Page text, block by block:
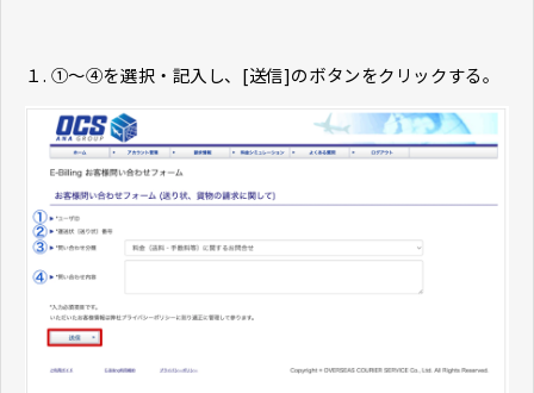
１. ①～④を選択・記入し、[送信]のボタンをクリックする。